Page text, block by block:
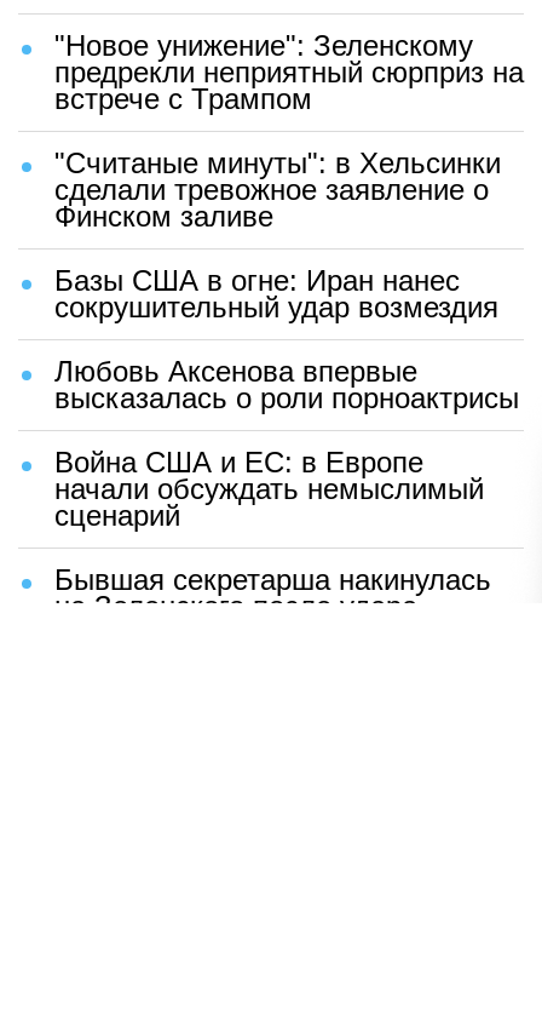
"Новое унижение": Зеленскому
предрекли неприятный сюрприз на
встрече с Трампом
"Считаные минуты": в Хельсинки
сделали тревожное заявление о
Финском заливе
Базы США в огне: Иран нанес
сокрушительный удар возмездия
Любовь Аксенова впервые
высказалась о роли порноактрисы
Война США и ЕС: в Европе
начали обсуждать немыслимый
сценарий
Бывшая секретарша накинулась
на Зеленского после удара